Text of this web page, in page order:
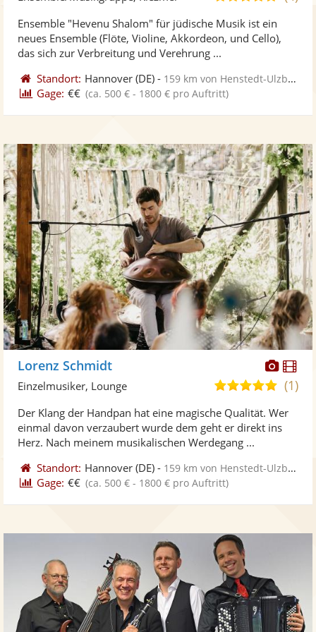
Sternen
Ensemble "Hevenu Shalom" für jüdische Musik ist ein
neues Ensemble (Flöte, Violine, Akkordeon, und Cello),
das sich zur Verbreitung und Verehrung ...
Standort: Hannover (DE) - 159 km von Henstedt-Ulzburg
Gage: €€ (ca. 500 € - 1800 € pro Auftritt)
Fotos
Lorenz Schmidt
5,0
5
(1)
Einzelmusiker, Lounge
Der Klang der Handpan hat eine magische Qualität. Wer
einmal davon verzaubert wurde dem geht er direkt ins
Herz. Nach meinem musikalischen Werdegang ...
Standort: Hannover (DE) - 159 km von Henstedt-Ulzburg
Gage: €€ (ca. 500 € - 1800 € pro Auftritt)